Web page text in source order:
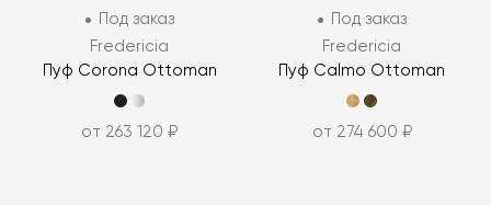
Под заказ
Fredericia
Пуф Corona Ottoman
от 263 120 ₽
Под заказ
Fredericia
Пуф Calmo Ottoman
от 274 600 ₽